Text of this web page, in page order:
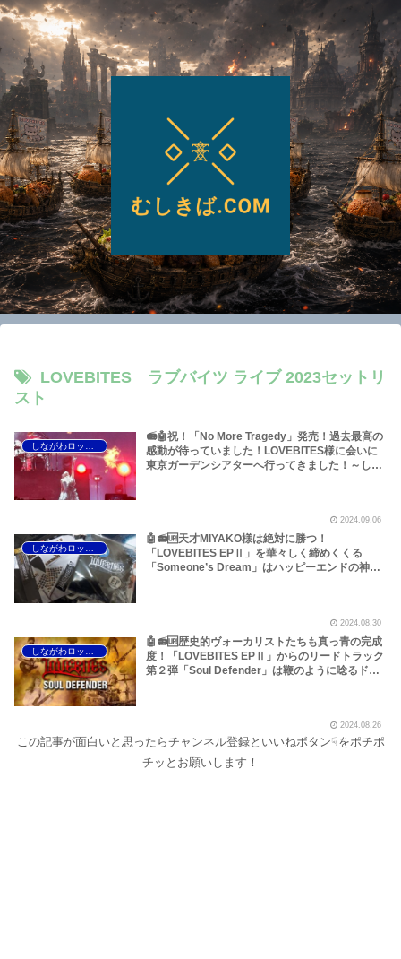
LOVEBITES ラブバイツ ライブ 2023セットリ
スト
📻🤖祝！「No More Tragedy」発売！過去最高の
感動が待っていました！LOVEBITES様に会いに
東京ガーデンシアターへ行ってきました！～しな
2024.09.06
しながわロックラジオ
🤖📻🆙天才MIYAKO様は絶対に勝つ！
「LOVEBITES EPⅡ」を華々しく締めくくる
「Someone’s Dream」はハッピーエンドの神髄
2024.08.30
🤖📻🆙歴史的ヴォーカリストたちも真っ青の完成
度！「LOVEBITES EPⅡ」からのリードトラック
第２弾「Soul Defender」は鞭のように唸るドＳ
2024.08.26
この記事が面白いと思ったらチャンネル登録といいねボタン☟をポチポ
チッとお願いします！